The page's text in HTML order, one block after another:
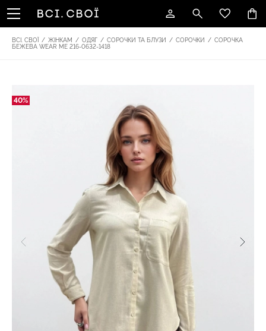
ВСІ. СВОЇ / ЖІНКАМ / ОДЯГ / СОРОЧКИ ТА БЛУЗИ / СОРОЧКИ / СОРОЧКА
БЕЖЕВА WEAR ME 216-0632-1418
40%